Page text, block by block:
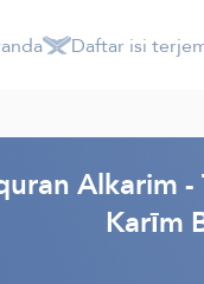
Daftar isi
Alkarim
Karīm